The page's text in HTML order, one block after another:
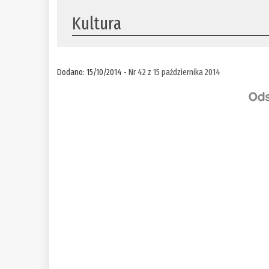
Kultura
Dodano: 15/10/2014 -Nr 42 z 15 października 2014